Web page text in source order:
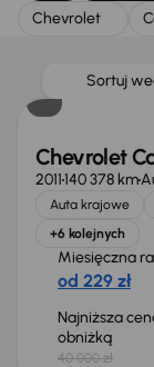
Chevrolet
Sortuj
Taniej o 1 500
Chevrolet
2011140 378 km
Auta krajowe
+6 kolejnych
Miesięczna
od 229 zł
Najniższa
obniżką
40 000 zł